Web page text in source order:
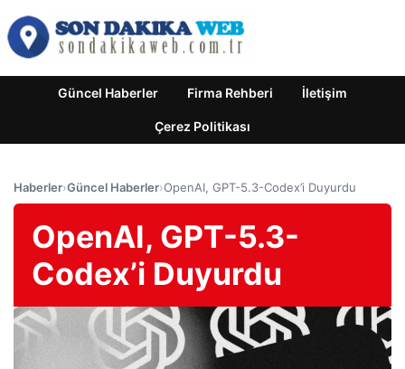
Güncel Haberler Firma Rehberi İletişim
Çerez Politikası
Haberler›Güncel Haberler›OpenAI, GPT-5.3-Codex’i Duyurdu
OpenAI, GPT-5.3-
Codex’i Duyurdu